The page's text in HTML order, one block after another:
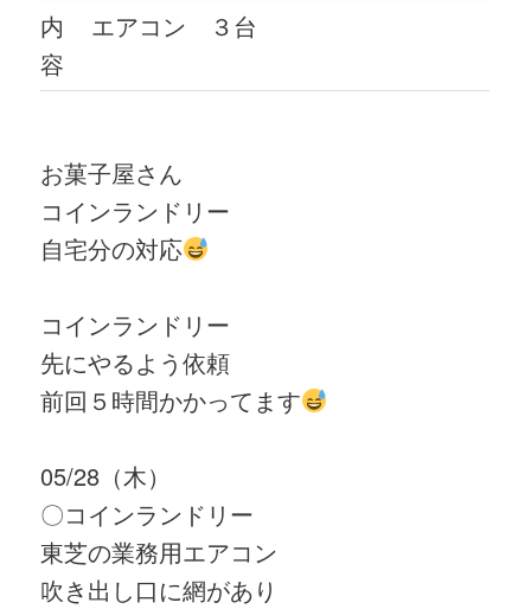
内
容
エアコン ３台
お菓子屋さん
コインランドリー
自宅分の対応
コインランドリー
先にやるよう依頼
前回５時間かかってます
05/28（木）
〇コインランドリー
東芝の業務用エアコン
吹き出し口に網があり